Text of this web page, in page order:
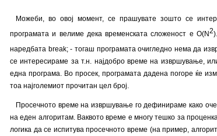
Можеби, во овој момент, се прашувате зошто се
програмата и велиме дека временската сложеност е O(N2
наредбата break; - тогаш програмата очигледно нема да
се интересираме за т.н. најдобро време на извршување,
една програма. Во просек, програмата дадена погоре ќе
тоа најголемиот прочитан цел број.
Просечното време на извршување го дефинираме како
на еден алгоритам. Ваквото време е многу тешко за
логика да се испитува просечното време (на пример,